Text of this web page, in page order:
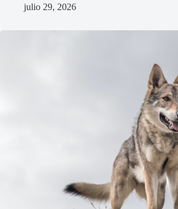
julio 29, 2026